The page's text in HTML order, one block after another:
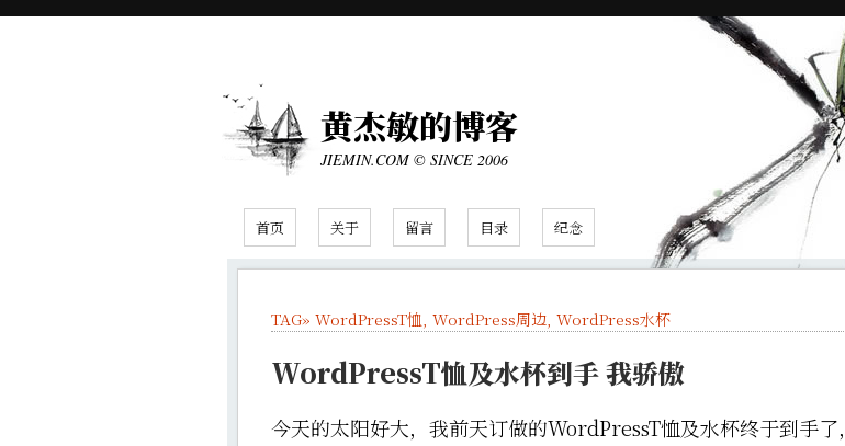
黄杰敏的博客
JIEMIN.COM © SINCE 2006
首页 关于 留言 目录 纪念
TAG» WordPressT恤, WordPress周边, WordPress水杯
WordPressT恤及水杯到手 我骄傲
今天的太阳好大，我前天订做的WordPressT恤及水杯终于到手了，